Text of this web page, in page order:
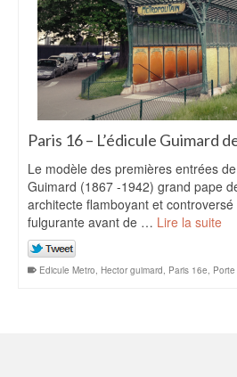
Paris 16 – L’édicule Guimard
Le modèle des premières entrées
Guimard (1867 -1942) grand pape
architecte flamboyant et
fulgurante avant de … Lire la suite
Edicule Metro, Hector guimard, Paris 16e,